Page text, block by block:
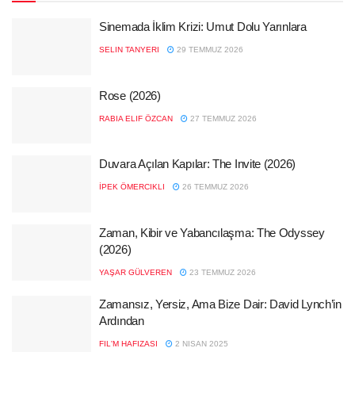
Sinemada İklim Krizi: Umut Dolu Yarınlara
SELIN TANYERI 29 TEMMUZ 2026
Rose (2026)
RABIA ELIF ÖZCAN 27 TEMMUZ 2026
Duvara Açılan Kapılar: The Invite (2026)
İPEK ÖMERCIKLI 26 TEMMUZ 2026
Zaman, Kibir ve Yabancılaşma: The Odyssey
(2026)
YAŞAR GÜLVEREN 23 TEMMUZ 2026
Zamansız, Yersiz, Ama Bize Dair: David Lynch’in
Ardından
FIL'M HAFIZASI 2 NISAN 2025